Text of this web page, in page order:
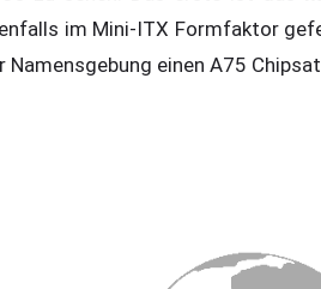
im Mini-ITX Formfaktor
Namensgebung einen A75